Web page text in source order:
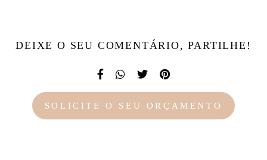
DEIXE O SEU COMENTÁRIO, PARTILHE!
SOLICITE O SEU ORÇAMENTO